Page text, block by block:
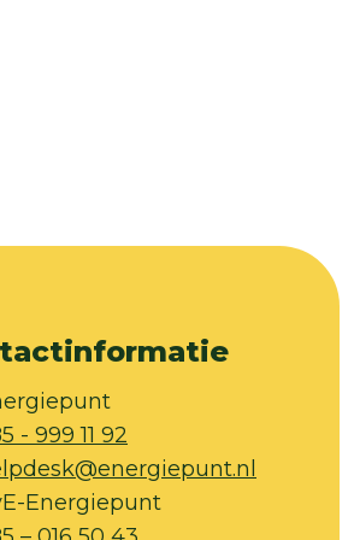
- 999 11 92
Energiepunt